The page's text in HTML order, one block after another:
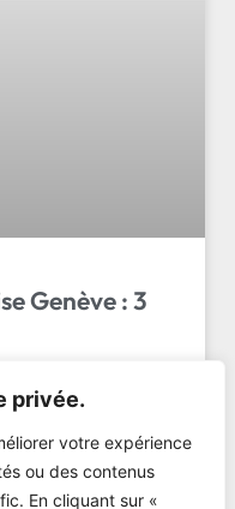
privée.
votre expérience
ou des contenus
En cliquant sur «
Genève : 3
Genève et
Imaginez la
Nos